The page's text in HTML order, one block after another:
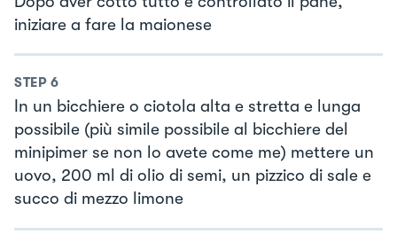
iniziare a fare la maionese
STEP 6
In un bicchiere o ciotola alta e stretta e lunga
possibile (più simile possibile al bicchiere del
minipimer se non lo avete come me) mettere un
uovo, 200 ml di olio di semi, un pizzico di sale e
succo di mezzo limone